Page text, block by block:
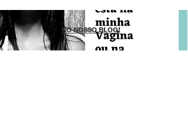
NO NOSSO BLOG!